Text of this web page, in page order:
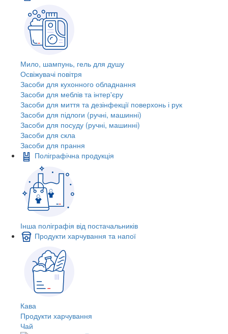
Мило, шампунь, гель для душу
Освіжувачі повітря
Засоби для кухонного обладнання
Засоби для меблів та інтер'єру
Засоби для миття та дезінфекції поверхонь і рук
Засоби для підлоги (ручні, машинні)
Засоби для посуду (ручні, машинні)
Засоби для скла
Засоби для прання
Поліграфічна продукція
Інша поліграфія від постачальників
Продукти харчування та напої
Кава
Продукти харчування
Чай